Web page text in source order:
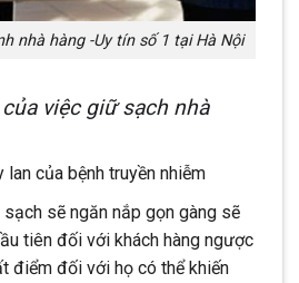
nhà hàng -Uy tín số 1 tại Hà Nội
việc giữ sạch nhà
của bệnh truyền nhiễm
sạch sẽ ngăn nắp gọn gàng sẽ
tiên đối với khách hàng ngược
điểm đối với họ có thể khiến